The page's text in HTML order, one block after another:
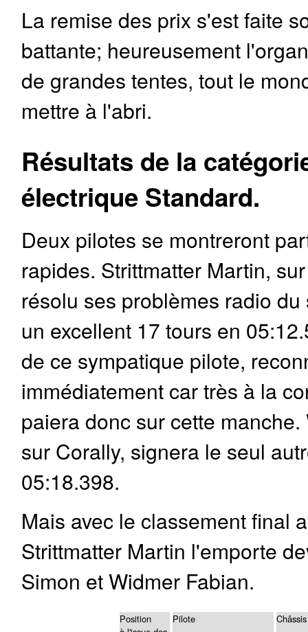
La remise des prix s'est faite
battante; heureusement
de grandes tentes, tout le
mettre à l'abri.
Résultats de la
électrique Standard.
Deux pilotes se montreront
rapides. Strittmatter Martin,
résolu ses problèmes radio
un excellent 17 tours en
de ce sympatique pilote,
immédiatement car très à la
paiera donc sur cette
sur Corally, signera le seul
05:18.398.
Mais avec le classement final
Strittmatter Martin l'emporte
Simon et Widmer Fabian.
Position
Pilote Châssis